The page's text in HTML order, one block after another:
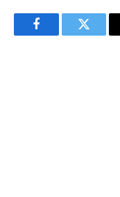
FacebookTwitter